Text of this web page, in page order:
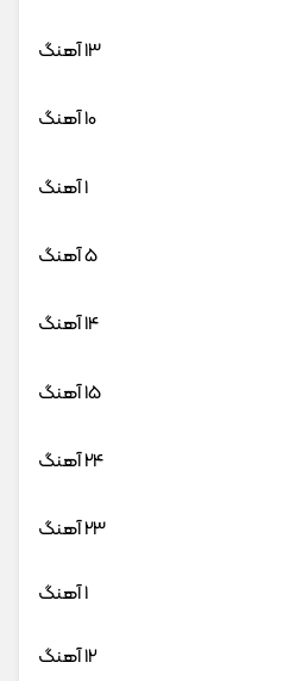
13 آهنگ
10 آهنگ
1 آهنگ
5 آهنگ
14 آهنگ
15 آهنگ
24 آهنگ
23 آهنگ
1 آهنگ
12 آهنگ